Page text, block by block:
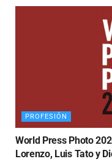
PROFESIÓN
World Press Photo
Lorenzo, Luis Tato y